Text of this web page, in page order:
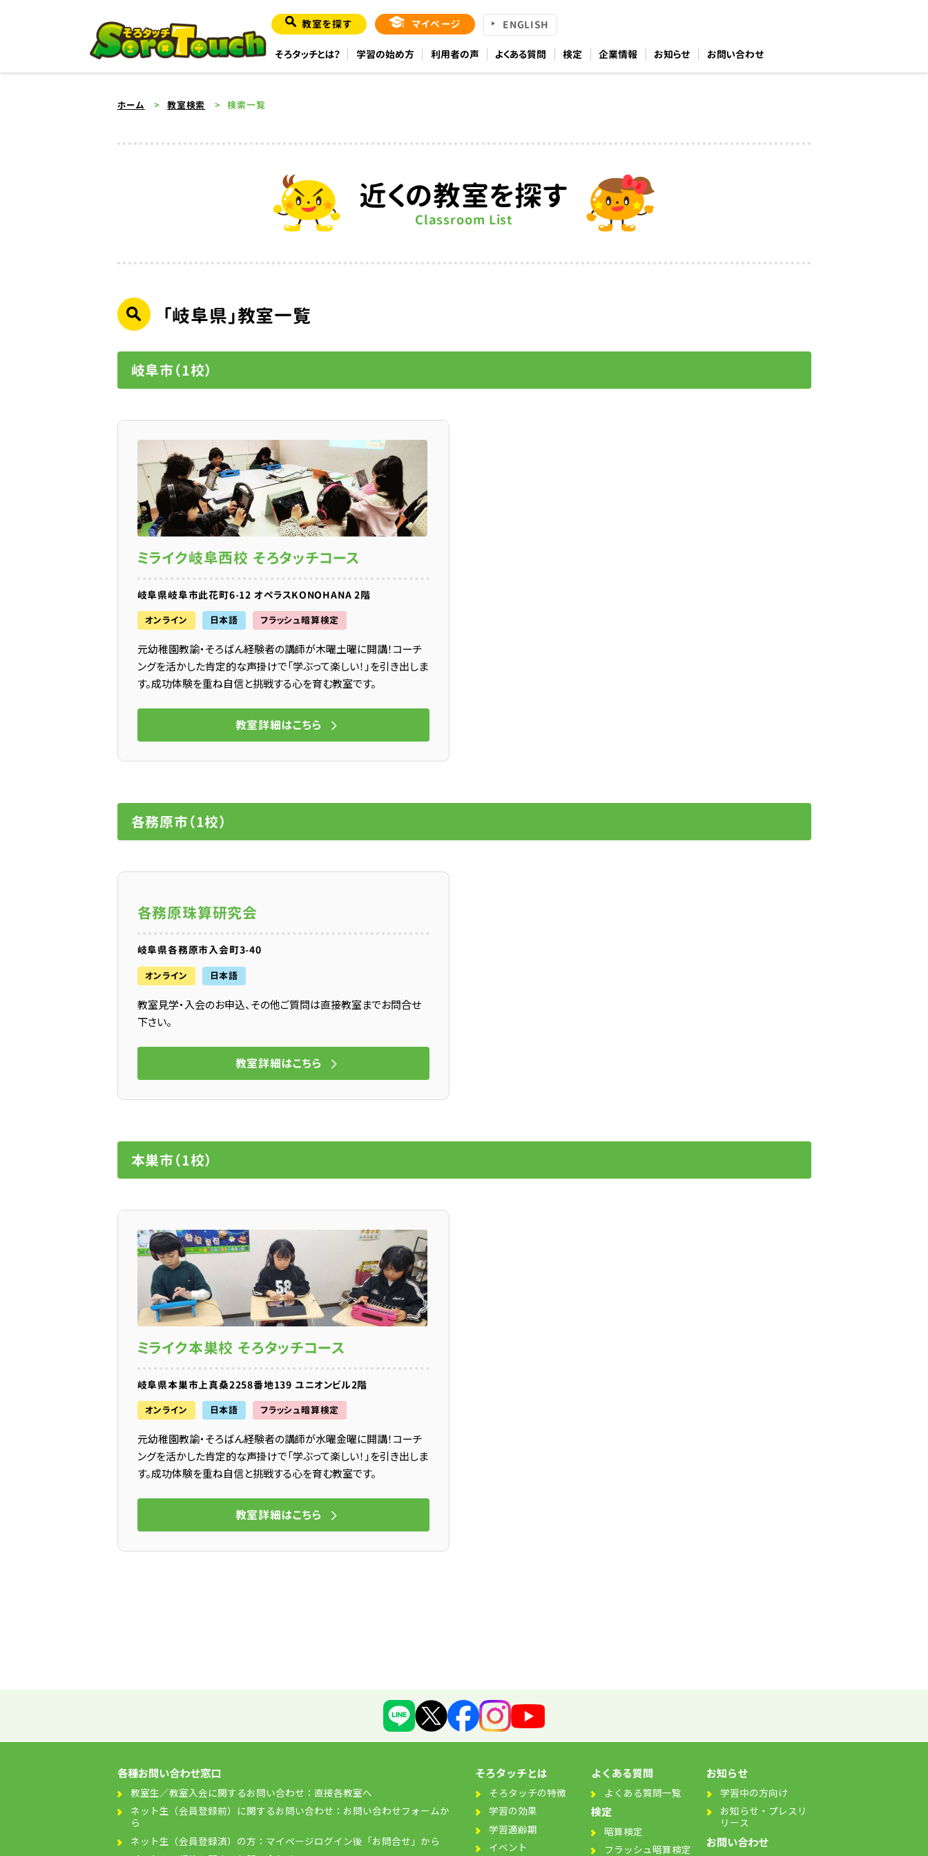
教室を探す マイページ ENGLISH
そろタッチとは？ 学習の始め方 利用者の声 よくある質問 検定 企業情報 お知らせ お問い合わせ
ホーム 教室検索 検索一覧
近くの教室を探す
Classroom List
「岐阜県」教室一覧
岐阜市（1校）
ミライク岐阜西校 そろタッチコース
岐阜県岐阜市此花町6-12 オペラスKONOHANA 2階
オンライン 日本語 フラッシュ暗算検定
元幼稚園教諭・そろばん経験者の講師が木曜土曜に開講！コーチ
ングを活かした肯定的な声掛けで「学ぶって楽しい！」を引き出しま
す。成功体験を重ね自信と挑戦する心を育む教室です。
教室詳細はこちら
各務原市（1校）
各務原珠算研究会
岐阜県各務原市入会町3-40
オンライン 日本語
教室見学・入会のお申込、その他ご質問は直接教室までお問合せ
下さい。
教室詳細はこちら
本巣市（1校）
ミライク本巣校 そろタッチコース
岐阜県本巣市上真桑2258番地139 ユニオンビル2階
オンライン 日本語 フラッシュ暗算検定
元幼稚園教諭・そろばん経験者の講師が水曜金曜に開講！コーチ
ングを活かした肯定的な声掛けで「学ぶって楽しい！」を引き出しま
す。成功体験を重ね自信と挑戦する心を育む教室です。
教室詳細はこちら
各種お問い合わせ窓口
教室生／教室入会に関するお問い合わせ：直接各教室へ
ネット生（会員登録前）に関するお問い合わせ：お問い合わせフォームか
ら
ネット生（会員登録済）の方：マイページログイン後「お問合せ」から
そろタッチとは
そろタッチの特徴
学習の効果
学習適齢期
イベント
よくある質問
よくある質問一覧
検定
暗算検定
フラッシュ暗算検定
お知らせ
学習中の方向け
お知らせ・プレスリ
リース
お問い合わせ